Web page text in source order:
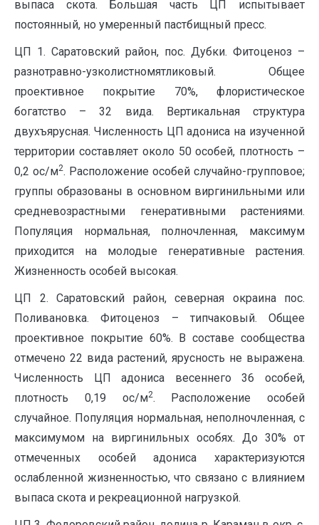
выпаса скота. Большая часть ЦП испытывает
постоянный, но умеренный пастбищный пресс.
ЦП 1. Саратовский район, пос. Дубки. Фитоценоз –
разнотравно-узколистномятликовый. Общее
проективное покрытие 70%, флористическое
богатство – 32 вида. Вертикальная структура
двухъярусная. Численность ЦП адониса на изученной
территории составляет около 50 особей, плотность –
0,2 ос/м2. Расположение особей случайно-групповое;
группы образованы в основном виргинильными или
средневозрастными генеративными растениями.
Популяция нормальная, полночленная, максимум
приходится на молодые генеративные растения.
Жизненность особей высокая.
ЦП 2. Саратовский район, северная окраина пос.
Поливановка. Фитоценоз – типчаковый. Общее
проективное покрытие 60%. В составе сообщества
отмечено 22 вида растений, ярусность не выражена.
Численность ЦП адониса весеннего 36 особей,
плотность 0,19 ос/м2. Расположение особей
случайное. Популяция нормальная, неполночленная, с
максимумом на виргинильных особях. До 30% от
отмеченных особей адониса характеризуются
ослабленной жизненностью, что связано с влиянием
выпаса скота и рекреационной нагрузкой.